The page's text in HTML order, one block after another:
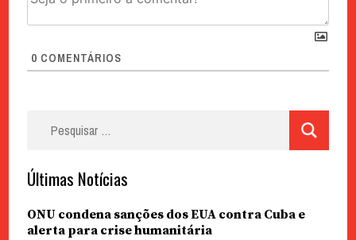
0 COMENTÁRIOS
Últimas Notícias
ONU condena sanções dos EUA contra Cuba e
alerta para crise humanitária